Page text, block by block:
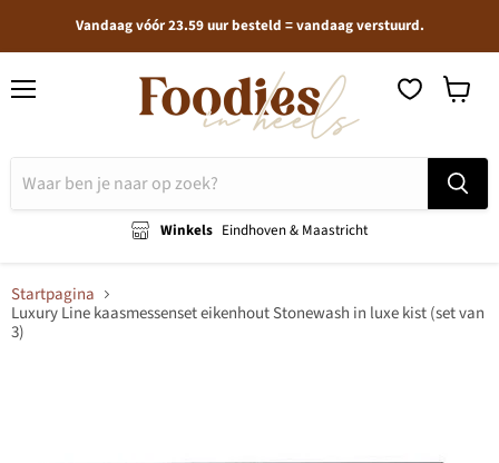
Vandaag vóór 23.59 uur besteld = vandaag verstuurd.
Winkels Eindhoven & Maastricht
Startpagina
Luxury Line kaasmessenset eikenhout Stonewash in luxe kist (set van
3)